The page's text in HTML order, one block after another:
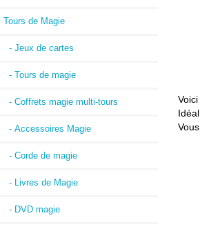
Tours de Magie
- Jeux de cartes
- Tours de magie
- Coffrets magie multi-tours
- Accessoires Magie
- Corde de magie
- Livres de Magie
- DVD magie